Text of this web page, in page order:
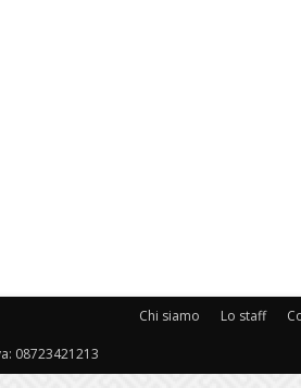
Chi siamo Lo staff
08723421213